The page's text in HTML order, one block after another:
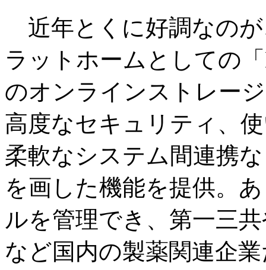
近年とくに好調なの
ラットホームとしての
のオンラインストレー
高度なセキュリティ、
柔軟なシステム間連携
を画した機能を提供。
ルを管理でき、第一三
など国内の製薬関連企